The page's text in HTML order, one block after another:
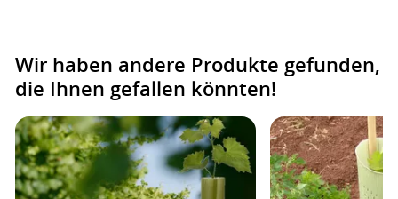
Wir haben andere Produkte gefunden,
die Ihnen gefallen könnten!